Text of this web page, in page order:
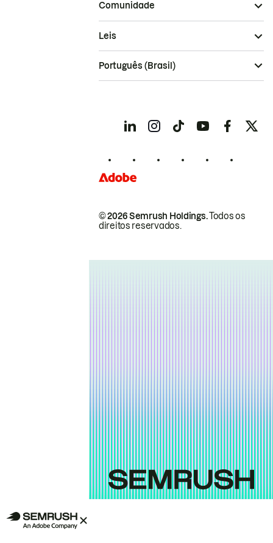
Comunidade
© 2026 Semrush Holdings.Todos os
direitos reservados.
Leis
Português (Brasil)